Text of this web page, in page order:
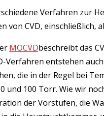
Verfahren zur
CVD, einschließlich,
MOCVDbeschreibt das
entstehen
die in der Regel bei
und 100 Torr. Wie wir
der Vorstufen, die